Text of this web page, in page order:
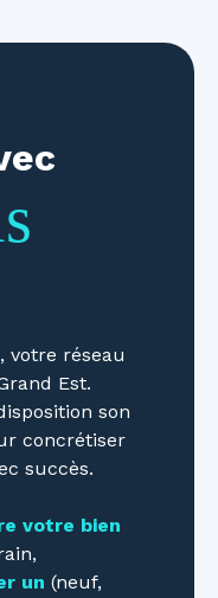
votre réseau
Est.
son
concrétiser
succès.
votre bien
un (neuf,